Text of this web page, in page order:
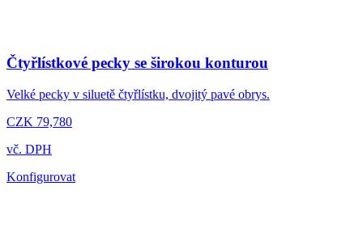
Čtyřlístkové pecky se širokou konturou
Velké pecky v siluetě čtyřlístku, dvojitý pavé obrys.
CZK 79,780
vč. DPH
Konfigurovat